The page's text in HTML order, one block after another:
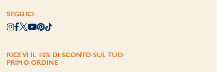
SEGUICI
RICEVI IL 10% DI SCONTO SUL TUO
PRIMO ORDINE